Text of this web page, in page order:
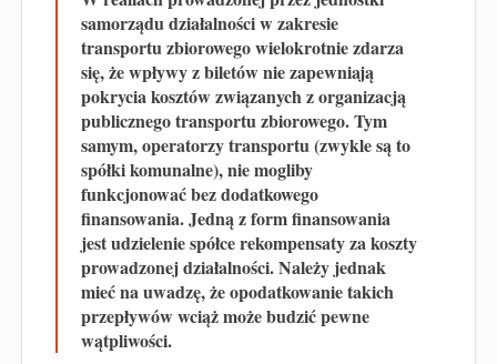
samorządu działalności w zakresie
transportu zbiorowego wielokrotnie zdarza
się, że wpływy z biletów nie zapewniają
pokrycia kosztów związanych z organizacją
publicznego transportu zbiorowego. Tym
samym, operatorzy transportu (zwykle są to
spółki komunalne), nie mogliby
funkcjonować bez dodatkowego
finansowania. Jedną z form finansowania
jest udzielenie spółce rekompensaty za koszty
prowadzonej działalności. Należy jednak
mieć na uwadzę, że opodatkowanie takich
przepływów wciąż może budzić pewne
wątpliwości.